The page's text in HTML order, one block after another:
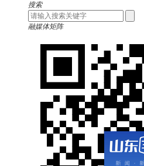
搜索
融媒体矩阵